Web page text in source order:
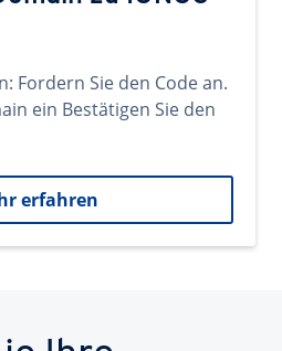
Fordern Sie den Code an.
ein Bestätigen Sie den
erfahren